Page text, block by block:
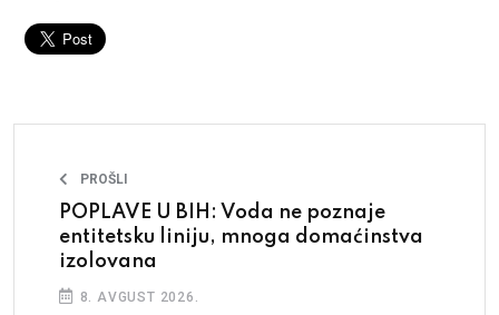
PROŠLI
POPLAVE U BIH: Voda ne poznaje
entitetsku liniju, mnoga domaćinstva
izolovana
8. AVGUST 2026.